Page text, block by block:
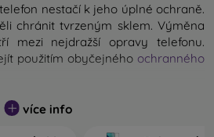
nestačí k jeho úplné ochraně.
chránit tvrzeným sklem. Výměna
mezi nejdražší opravy telefonu.
použitím obyčejného ochranného
sice neexistuje, ale při pádu
případů nepoškozený. Výběr
více info